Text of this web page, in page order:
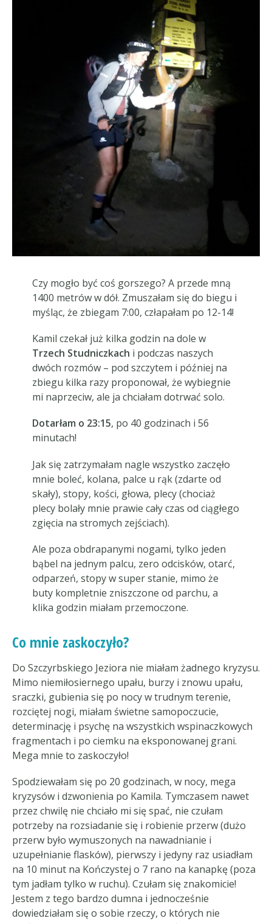
Czy mogło być coś gorszego? A przede mną
1400 metrów w dół. Zmuszałam się do biegu i
myśląc, że zbiegam 7:00, człapałam po 12-14!
Kamil czekał już kilka godzin na dole w
Trzech Studniczkach i podczas naszych
dwóch rozmów – pod szczytem i później na
zbiegu kilka razy proponował, że wybiegnie
mi naprzeciw, ale ja chciałam dotrwać solo.
Dotarłam o 23:15, po 40 godzinach i 56
minutach!
Jak się zatrzymałam nagle wszystko zaczęło
mnie boleć, kolana, palce u rąk (zdarte od
skały), stopy, kości, głowa, plecy (chociaż
plecy bolały mnie prawie cały czas od ciągłego
zgięcia na stromych zejściach).
Ale poza obdrapanymi nogami, tylko jeden
bąbel na jednym palcu, zero odcisków, otarć,
odparzeń, stopy w super stanie, mimo że
buty kompletnie zniszczone od parchu, a
klika godzin miałam przemoczone.
Co mnie zaskoczyło?
Do Szczyrbskiego Jeziora nie miałam żadnego kryzysu.
Mimo niemiłosiernego upału, burzy i znowu upału,
sraczki, gubienia się po nocy w trudnym terenie,
rozciętej nogi, miałam świetne samopoczucie,
determinację i psychę na wszystkich wspinaczkowych
fragmentach i po ciemku na eksponowanej grani.
Mega mnie to zaskoczyło!
Spodziewałam się po 20 godzinach, w nocy, mega
kryzysów i dzwonienia po Kamila. Tymczasem nawet
przez chwilę nie chciało mi się spać, nie czułam
potrzeby na rozsiadanie się i robienie przerw (dużo
przerw było wymuszonych na nawadnianie i
uzupełnianie flasków), pierwszy i jedyny raz usiadłam
na 10 minut na Kończystej o 7 rano na kanapkę (poza
tym jadłam tylko w ruchu). Czułam się znakomicie!
Jestem z tego bardzo dumna i jednocześnie
dowiedziałam się o sobie rzeczy, o których nie